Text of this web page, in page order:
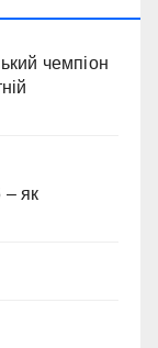
чемпіон
– як